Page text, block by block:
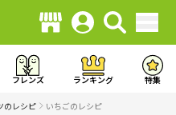
フレンズ ランキング 特集
のレシピ いちごのレシピ